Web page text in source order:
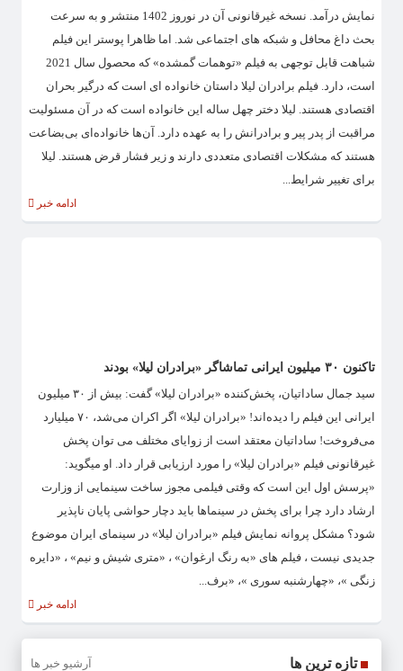
نمایش درآمد. نسخه غیرقانونی آن در نوروز 1402 منتشر و به سرعت
بحث داغ محافل و شبکه های اجتماعی شد. اما ظاهرا پوستر این فیلم
شباهت قابل توجهی به فیلم «توهمات گمشده» که محصول سال 2021
است، دارد. فیلم برادران لیلا داستان خانواده ای است که درگیر بحران
اقتصادی هستند. لیلا دختر چهل‌ ساله این خانواده‌ است که در آن مسئولیت
مراقبت از پدر پیر و برادرانش را به عهده دارد. آن‌ها خانواده‌ای بی‌بضاعت
هستند که مشکلات اقتصادی متعددی دارند و زیر فشار قرض هستند. لیلا
برای تغییر شرایط...
ادامه خبر
تاکنون ۳۰ میلیون ایرانی تماشاگر «برادران لیلا» بودند
سید جمال ساداتیان، پخش‌کننده «برادران لیلا» گفت: بیش از ۳۰ میلیون
ایرانی این فیلم را دیده‌اند! «برادران لیلا» اگر اکران می‌شد، ۷۰ میلیارد
می‌فروخت! ساداتیان معتقد است از زوایای مختلف می توان پخش
غیرقانونی فیلم «برادران لیلا» را مورد ارزیابی قرار داد. او میگوید:
«پرسش اول این است که وقتی فیلمی مجوز ساخت سینمایی از وزارت
ارشاد دارد چرا برای پخش در سینماها باید دچار حواشی پایان ناپذیر
شود؟ مشکل پروانه نمایش فیلم «برادران لیلا» در سینمای ایران موضوع
جدیدی نیست ، فیلم های «به رنگ ارغوان» ، «متری شیش و نیم» ، «دایره
زنگی »، «چهارشنبه سوری »، «برف...
ادامه خبر
تازه ترین ها آرشیو خبر ها